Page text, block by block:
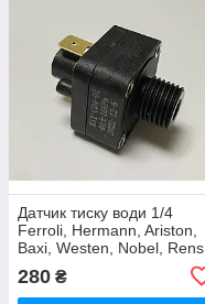
Датчик тиску води 1/4
Ferroli, Hermann, Ariston,
Baxi, Westen, Nobel, Rens,
280 ₴